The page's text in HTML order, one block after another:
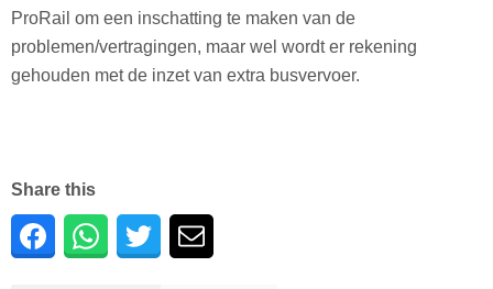
ProRail om een inschatting te maken van de
problemen/vertragingen, maar wel wordt er rekening
gehouden met de inzet van extra busvervoer.
Share this